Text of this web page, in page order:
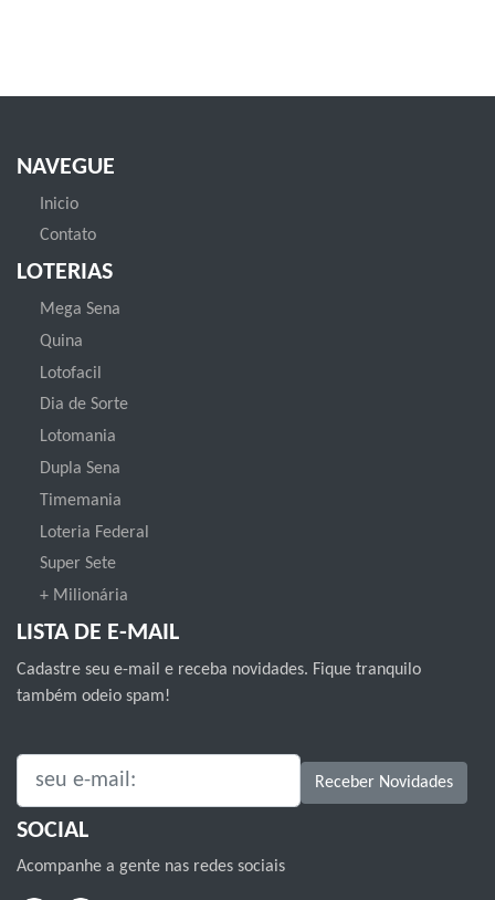
NAVEGUE
Inicio
Contato
LOTERIAS
Mega Sena
Quina
Lotofacil
Dia de Sorte
Lotomania
Dupla Sena
Timemania
Loteria Federal
Super Sete
+ Milionária
LISTA DE E-MAIL
Cadastre seu e-mail e receba novidades. Fique tranquilo
também odeio spam!
SEU E-MAIL: Receber Novidades
SOCIAL
Acompanhe a gente nas redes sociais